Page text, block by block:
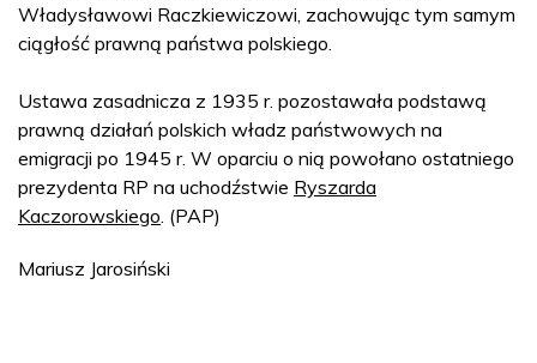
Władysławowi Raczkiewiczowi, zachowując tym samym
ciągłość prawną państwa polskiego.
Ustawa zasadnicza z 1935 r. pozostawała podstawą
prawną działań polskich władz państwowych na
emigracji po 1945 r. W oparciu o nią powołano ostatniego
prezydenta RP na uchodźstwie Ryszarda
Kaczorowskiego. (PAP)
Mariusz Jarosiński